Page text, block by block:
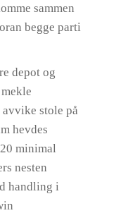
sammen
begge parti
depot og
stole på
hevdes
minimal
nesten
handling i